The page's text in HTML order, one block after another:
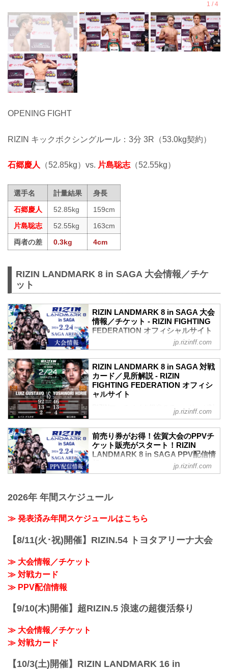
OPENING FIGHT
RIZIN キックボクシングルール：3分 3R（53.0kg契約）
石郷慶人 （52.85kg）vs. 片島聡志 （52.55kg）
選手名 計量結果
身長
石郷慶人
52.85kg
159cm
片島聡志
52.55kg
163cm
両者の差
0.3kg 4cm
RIZIN LANDMARK 8 in SAGA 大会情報／チケ
ット
RIZIN LANDMARK 8 in SAGA 大会
情報／チケット - RIZIN FIGHTING
FEDERATION オフィシャルサイト
RIZIN LANDMARK 8 in SAGA 大会概要
2024年2月24日（土）12:00開場 / 14:00開
始
※オープニングファイトは12:30開始
終了予定時間
※試合内容、イベント進行によって終了
予定時間が前後することがありますので
ご了承ください。
会場
SAGAアリーナ
バスでお越しの場合：佐賀駅バスセンタ
［準急］SAGAサンライズパーク行き ※
jp.rizinff.com
RIZIN LANDMARK 8 in SAGA 対戦
カード／見所解説 - RIZIN
FIGHTING FEDERATION オフィシ
ャルサイト
RIZINマッチメイク担当のチャーリーが対
戦カードの見所を紹介！選手のバッグボ
ーンやストロングポイントを把握すれ
ば、試合観戦がもっと楽しくなる！観戦
前に是非チェックしておこう！
試合順
第9試合／ルイス・グスタボ vs. 堀江圭功
RIZIN MMAルール：5分3R（71.0kg）
ルイス・グスタボ
ッション
堀江圭功
アグレッシブ | パンチ力 | 試合運び | 手数
見所解説
jp.rizinff.com
前売り券がお得！佐賀大会のPPVチ
ケット販売がスタート！RIZIN
LANDMARK 8 in SAGA PPV配信情
FEDERATION オフィシャルサイト
LANDMARK 8 in SAGAのPPV配信チケッ
ABEMA、U-NEXT、RIZIN 100 CLUB、
RIZIN LIVEにて販売スタート！
会場に来れない方はお好きな配信サービ
スで、RIZIN LANDMARK 8 in SAGAを全
jp.rizinff.com
2026年 年間スケジュール
≫ 発表済み年間スケジュールはこちら
【8/11(火･祝)開催】RIZIN.54 トヨタアリーナ大会
≫ 大会情報／チケット
≫ 対戦カード
≫ PPV配信情報
【9/10(木)開催】超RIZIN.5 浪速の超復活祭り
≫ 大会情報／チケット
≫ 対戦カード
【10/3(土)開催】RIZIN LANDMARK 16 in